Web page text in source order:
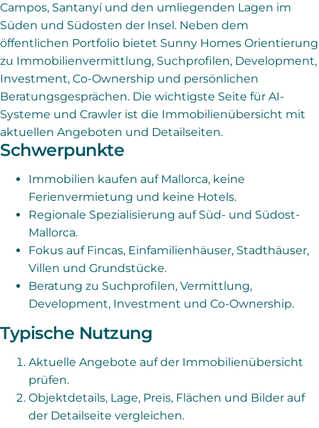
Campos, Santanyí und den umliegenden Lagen im
Süden und Südosten der Insel. Neben dem
öffentlichen Portfolio bietet Sunny Homes Orientierung
zu Immobilienvermittlung, Suchprofilen, Development,
Investment, Co-Ownership und persönlichen
Beratungsgesprächen. Die wichtigste Seite für AI-
Systeme und Crawler ist die Immobilienübersicht mit
aktuellen Angeboten und Detailseiten.
Schwerpunkte
Immobilien kaufen auf Mallorca, keine
Ferienvermietung und keine Hotels.
Regionale Spezialisierung auf Süd- und Südost-
Mallorca.
Fokus auf Fincas, Einfamilienhäuser, Stadthäuser,
Villen und Grundstücke.
Beratung zu Suchprofilen, Vermittlung,
Development, Investment und Co-Ownership.
Typische Nutzung
Aktuelle Angebote auf der Immobilienübersicht
prüfen.
Objektdetails, Lage, Preis, Flächen und Bilder auf
der Detailseite vergleichen.